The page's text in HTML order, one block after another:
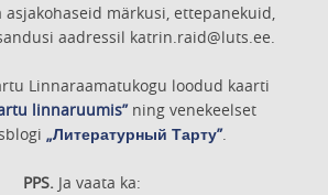
asjakohaseid märkusi, ettepanekuid,
aadressil katrin.raid@luts.ee.
Linnaraamatukogu loodud kaarti
linnaruumis”ning venekeelset
„Литературный Тарту”.
PPS. Ja vaata ka: